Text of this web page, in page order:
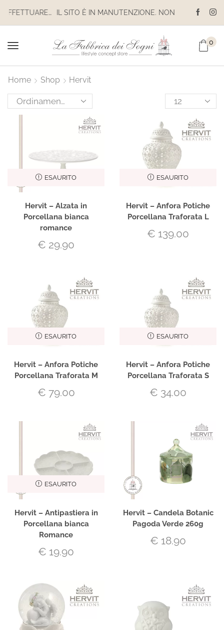
IL SITO È IN MANUTENZIONE. NON EFFETTUARE ACQUISTI. LE SPEDIZIONI SONO SOSPESE
0
Home Shop Hervit
ESAURITO
Hervit – Alzata in
Porcellana bianca
romance
€ 29.90
ESAURITO
Hervit – Anfora Potiche
Porcellana Traforata L
€ 139.00
ESAURITO
Hervit – Anfora Potiche
Porcellana Traforata M
€ 79.00
ESAURITO
Hervit – Anfora Potiche
Porcellana Traforata S
€ 34.00
ESAURITO
Hervit – Antipastiera in
Porcellana bianca
Romance
€ 19.90
Hervit – Candela Botanic
Pagoda Verde 260g
€ 18.90